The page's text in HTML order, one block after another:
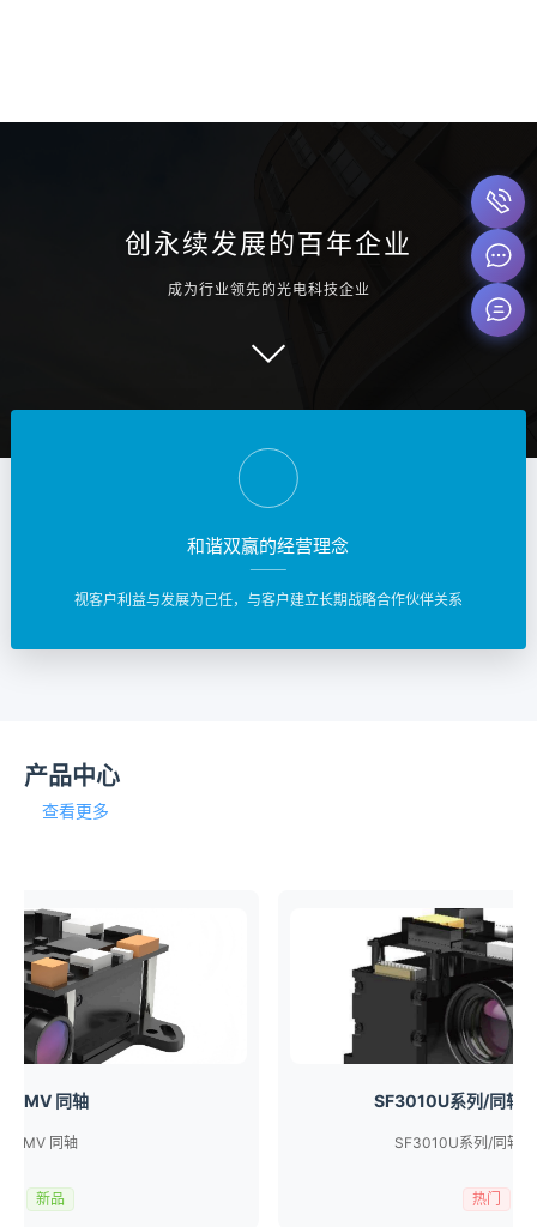
创永续发展的百年企业
成为行业领先的光电科技企业
和谐双赢的经营理念
视客户利益与发展为己任，与客户建立长期战略合作伙伴关系
产品中心
查看更多
同轴
同轴
新品
SF3010U系列/同轴
SF3010U系列/同轴
热门